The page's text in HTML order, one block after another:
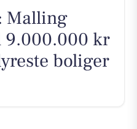
Malling
9.000.000 kr
boliger